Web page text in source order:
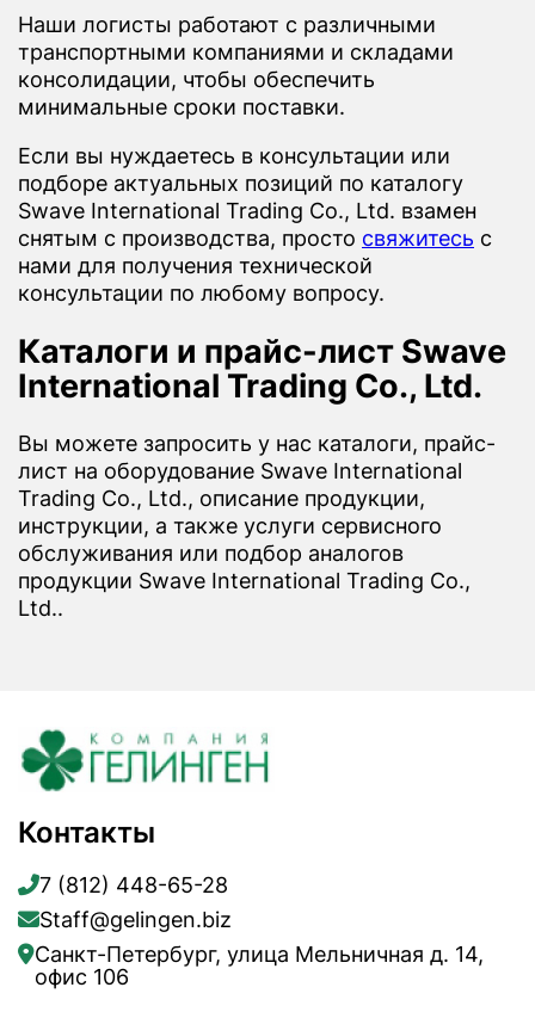
Наши логисты работают с различными
транспортными компаниями и складами
консолидации, чтобы обеспечить
минимальные сроки поставки.
Если вы нуждаетесь в консультации или
подборе актуальных позиций по каталогу
Swave International Trading Co., Ltd. взамен
снятым с производства, просто свяжитесь с
нами для получения технической
консультации по любому вопросу.
Каталоги и прайс-лист Swave
International Trading Co., Ltd.
Вы можете запросить у нас каталоги, прайс-
лист на оборудование Swave International
Trading Co., Ltd., описание продукции,
инструкции, а также услуги сервисного
обслуживания или подбор аналогов
продукции Swave International Trading Co.,
Ltd..
Контакты
7 (812) 448-65-28
Staff@gelingen.biz
Санкт-Петербург, улица Мельничная д. 14,
офис 106